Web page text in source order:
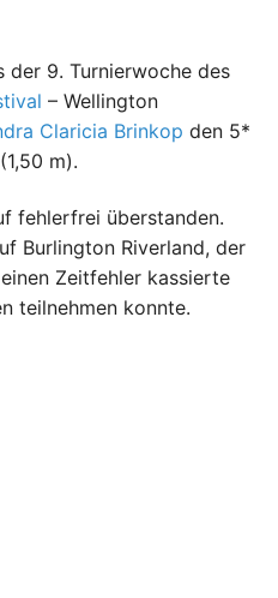
der 9. Turnierwoche des
– Wellington
Claricia Brinkop den 5*
m).
fehlerfrei überstanden.
Burlington Riverland, der
Zeitfehler kassierte
teilnehmen konnte.